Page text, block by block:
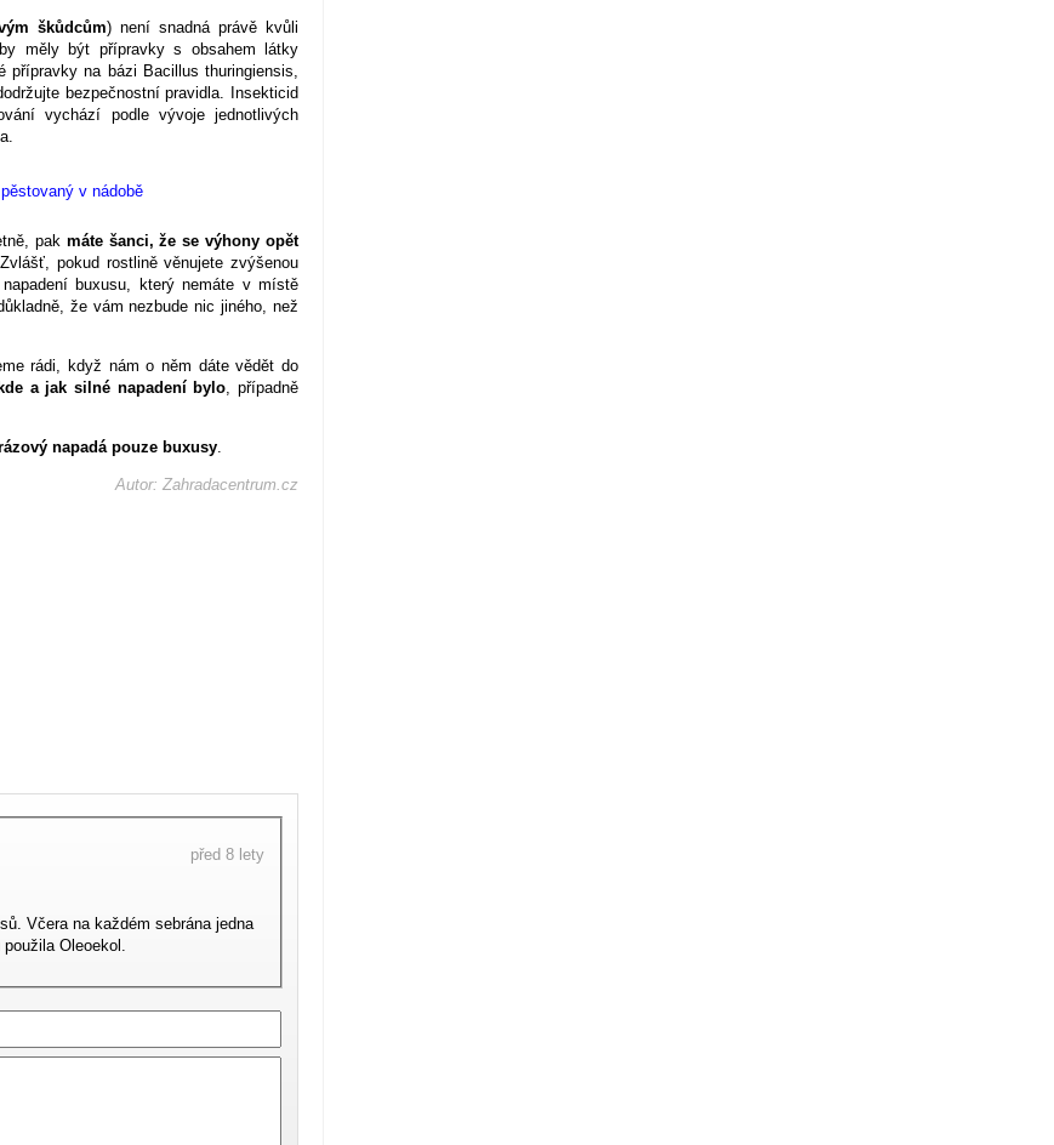
škůdcům) není snadná právě kvůli
měly být přípravky s obsahem látky
na bázi Bacillus thuringiensis,
bezpečnostní pravidla. Insekticid
vychází podle vývoje jednotlivých
pak máte šanci, že se výhony opět
pokud rostlině věnujete zvýšenou
buxusu, který nemáte v místě
že vám nezbude nic jiného, než
rádi, když nám o něm dáte vědět do
a jak silné napadení bylo, případně
napadá pouze buxusy.
Autor: Zahradacentrum.cz
před 8 lety
Včera na každém sebrána jedna
Oleoekol.